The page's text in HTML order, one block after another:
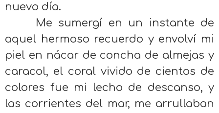
nuevo día.
Me sumergí en un instante de
aquel hermoso recuerdo y envolví mi
piel en nácar de concha de almejas y
caracol, el coral vivido de cientos de
colores fue mi lecho de descanso, y
las corrientes del mar, me arrullaban